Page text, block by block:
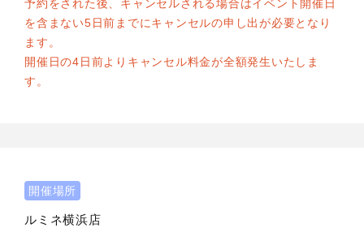
予約をされた後、キャンセルされる場合はイベント開催日
を含まない5日前までにキャンセルの申し出が必要となり
ます。
開催日の4日前よりキャンセル料金が全額発生いたしま
す。
開催場所
ルミネ横浜店